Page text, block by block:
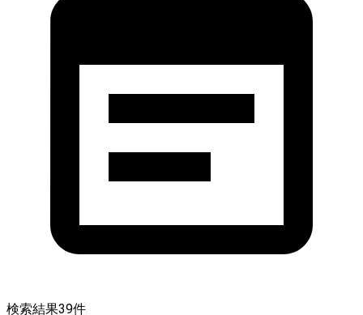
検索結果39件